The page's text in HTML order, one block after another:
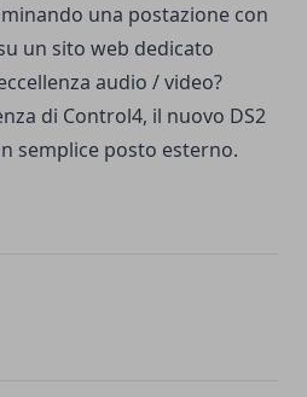
una postazione con
un sito web dedicato
audio / video?
di Control4, il nuovo DS2
semplice posto esterno.